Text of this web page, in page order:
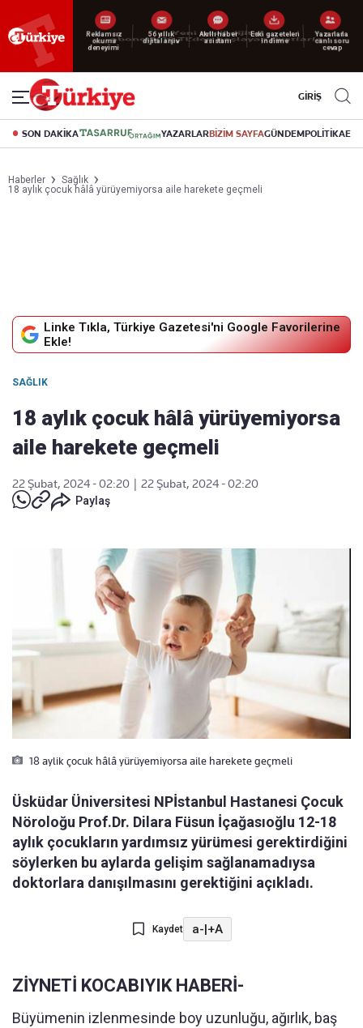
Reklamsız
okuma
deneyimi
56 yıllık
dijital arşiv
Akıllı haber
asistanı
Eski gazeteleri
indirme
Yazarlarla
canlı soru
cevap
GİRİŞ
SON DAKİKA YAZARLARBİZİM SAYFAGÜNDEMPOLİTİKA
Haberler
Sağlık
18 aylık çocuk hâlâ yürüyemiyorsa aile harekete geçmeli
Linke Tıkla, Türkiye Gazetesi'ni Google Favorilerine
Ekle!
SAĞLIK
18 aylık çocuk hâlâ yürüyemiyorsa
aile harekete geçmeli
22 Şubat, 2024 - 02:20
22 Şubat, 2024 - 02:20
Paylaş
18 aylik çocuk hâlâ yürüyemiyorsa aile harekete geçmeli
Üsküdar Üniversitesi NPİstanbul Hastanesi Çocuk
Nöroloğu Prof.Dr. Dilara Füsun İçağasıoğlu 12-18
aylık çocukların yardımsız yürümesi gerektirdiğini
söylerken bu aylarda gelişim sağlanamadıysa
doktorlara danışılmasını gerektiğini açıkladı.
Kaydet a-|+A
ZİYNETİ KOCABIYIK HABERİ-
Büyümenin izlenmesinde boy uzunluğu, ağırlık, baş